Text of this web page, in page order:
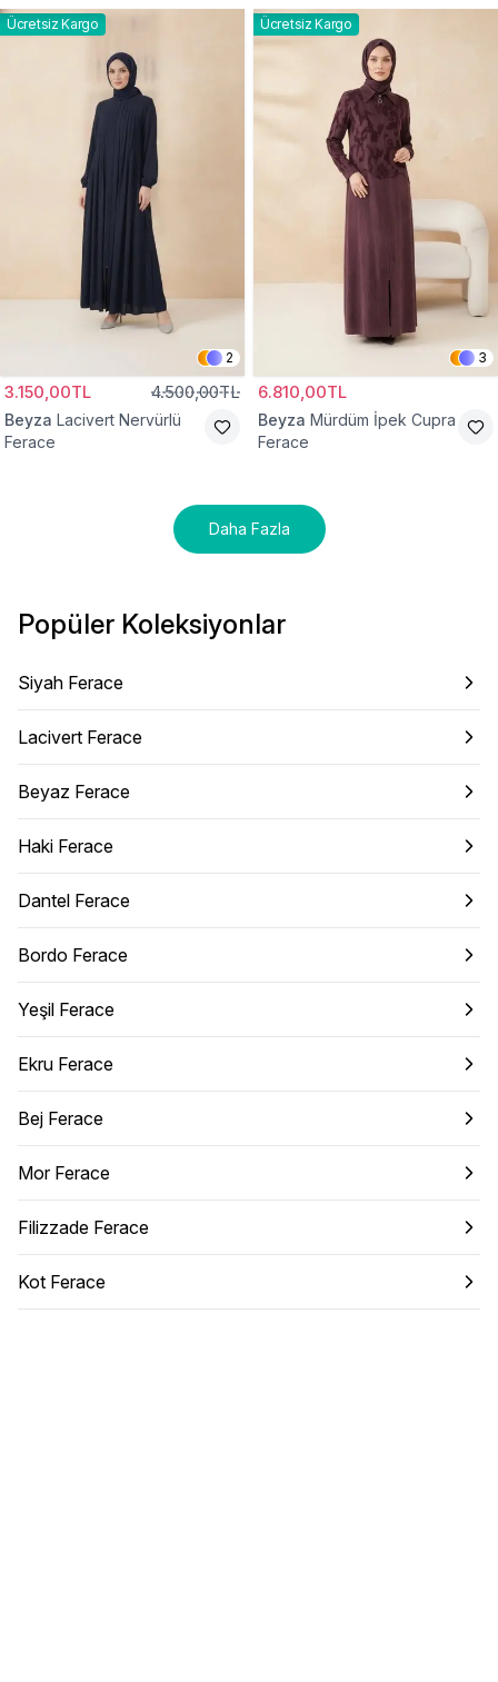
Ücretsiz Kargo
2
3.150,00TL 4.500,00TL
Beyza Lacivert Nervürlü
Ferace
Ücretsiz Kargo
3
6.810,00TL
Beyza Mürdüm İpek Cupra
Ferace
Daha Fazla
Popüler Koleksiyonlar
Siyah Ferace
Lacivert Ferace
Beyaz Ferace
Haki Ferace
Dantel Ferace
Bordo Ferace
Yeşil Ferace
Ekru Ferace
Bej Ferace
Mor Ferace
Filizzade Ferace
Kot Ferace